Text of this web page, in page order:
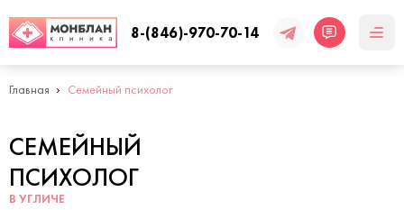
8-(846)-970-70-14
Главная Семейный психолог
СЕМЕЙНЫЙ
ПСИХОЛОГ
В УГЛИЧЕ